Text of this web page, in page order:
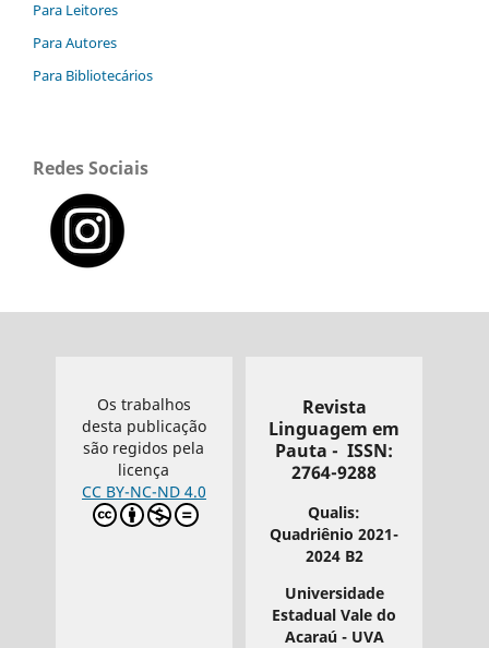
Para Leitores
Para Autores
Para Bibliotecários
Redes Sociais
Os trabalhos
desta publicação
são regidos pela
licença
CC BY-NC-ND 4.0
Revista
Linguagem em
Pauta - ISSN:
2764-9288
Qualis:
Quadriênio 2021-
2024 B2
Universidade
Estadual Vale do
Acaraú - UVA